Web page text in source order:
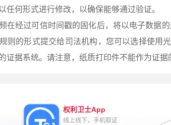
任何形式进行修改，以确保能够通过验证。
在经过可信时间戳的固化后，将以电子数据
则的形式提交给司法机构，您可以选择使用
证据系统。请注意，纸质打印件不能作为证据
权利卫士App
线上线下，手机取证